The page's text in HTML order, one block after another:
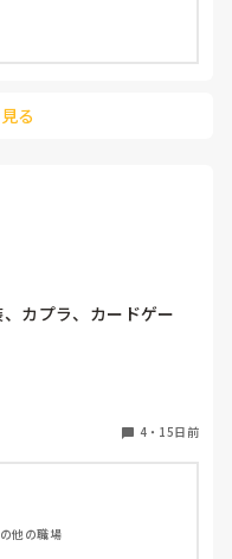
？ねらいは？何時帰園？
着替えさせたいのです
。
るのに共有されていない
があるので、私はもう共
も「どこ行くのかな〜」
対応できる力を培ってい
認しています笑
る
カプラ、カードゲー
直しをされていますか？
4・ 15日前
他の職場